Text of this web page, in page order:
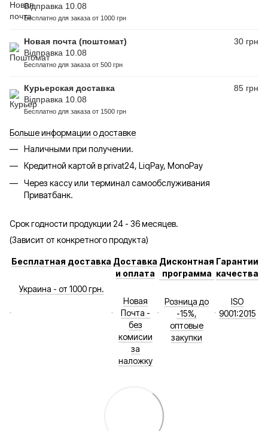
Відправка 10.08
Бесплатно для заказа от 1000 грн
Новая почта (поштомат)
Відправка 10.08
Бесплатно для заказа от 500 грн
30 грн
Курьерская доставка
Відправка 10.08
Бесплатно для заказа от 1500 грн
85 грн
Больше информации о доставке
Наличными при получении.
Кредитной картой в privat24, LiqPay, MonoPay
Через кассу или терминал самообслуживания
Приватбанк.
Срок годности продукции 24 - 36 месяцев.
(Зависит от конкретного продукта)
Бесплатная доставка
Украина - от 1000 грн.
Доставка
и оплата
Новая
Почта -
без
комисии
за
наложку
Дисконтная
программа
Розница до
-15%,
оптовые
закупки
Гарантии
качества
ISO
9001:2015